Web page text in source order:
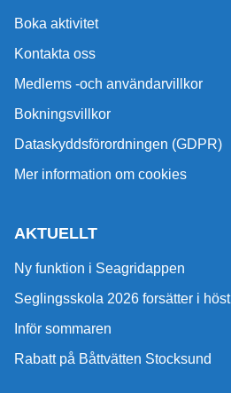
Boka aktivitet
Kontakta oss
Medlems -och användarvillkor
Bokningsvillkor
Dataskyddsförordningen (GDPR)
Mer information om cookies
AKTUELLT
Ny funktion i Seagridappen
Seglingsskola 2026 forsätter i höst
Inför sommaren
Rabatt på Båttvätten Stocksund